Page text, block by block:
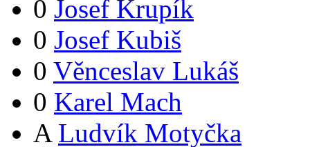
0 Josef Krupík
0 Josef Kubiš
0 Věnceslav Lukáš
0 Karel Mach
A Ludvík Motyčka